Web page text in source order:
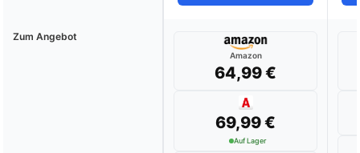
Zum Angebot
Amazon
64,99 €
69,99 €
Auf Lager